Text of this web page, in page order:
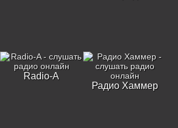
Radio-A
Радио Хаммер